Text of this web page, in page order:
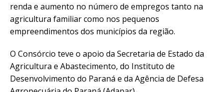
renda e aumento no número de empregos tanto na
agricultura familiar como nos pequenos
empreendimentos dos municípios da região.
O Consórcio teve o apoio da Secretaria de Estado da
Agricultura e Abastecimento, do Instituto de
Desenvolvimento do Paraná e da Agência de Defesa